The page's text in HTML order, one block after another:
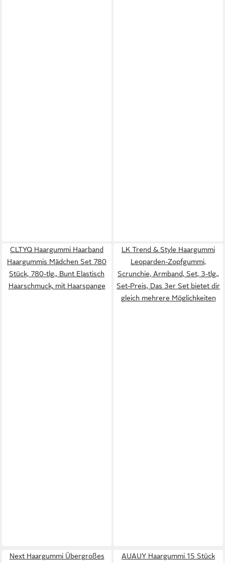
CLTYQ Haargummi Haarband
Haargummis Mädchen Set 780
Stück, 780-tlg., Bunt Elastisch
Haarschmuck, mit Haarspange
LK Trend & Style Haargummi
Leoparden-Zopfgummi,
Scrunchie, Armband, Set, 3-tlg.,
Set-Preis, Das 3er Set bietet dir
gleich mehrere Möglichkeiten
Next Haargummi Übergroßes
AUAUY Haargummi 15 Stück